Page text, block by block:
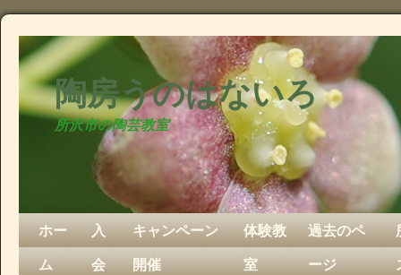
陶房うのはないろ
所沢市の陶芸教室
ホー
ム
入
会
キャンペーン
開催
体験教
室
過去のペ
ージ